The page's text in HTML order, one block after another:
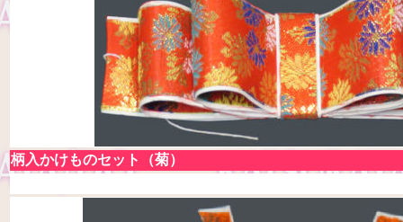
柄入かけものセット（菊）